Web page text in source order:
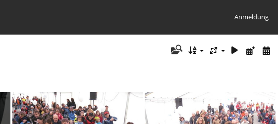
Anmeldung